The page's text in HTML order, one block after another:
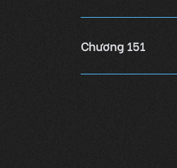
Chương 151